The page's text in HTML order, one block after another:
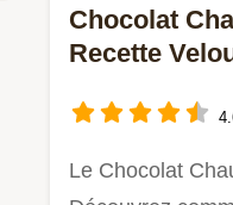
Chocolat
Recette
Le Chocolat